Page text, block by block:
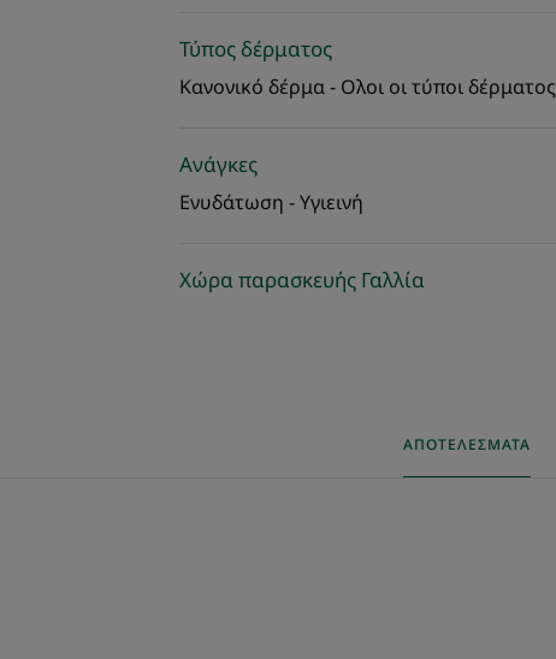
Τύπος δέρματος
Κανονικό δέρμα - Ολοι οι τύποι δέρματος
Ανάγκες
Ενυδάτωση - Υγιεινή
Χώρα παρασκευής Γαλλία
ΑΠΟΤΕΛΈΣΜΑΤΑ